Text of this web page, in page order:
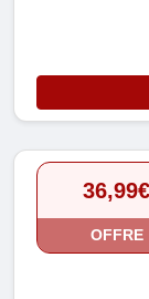
36,99€
OFFRE